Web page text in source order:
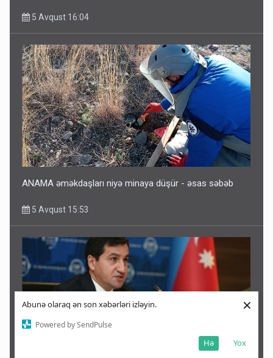
Abunə olaraq ən son xəbərləri izləyin.
Powered by SendPulse
Yox
Hə
×
5 Avqust 16:04
ANAMA əməkdaşları niyə minaya düşür - əsas səbəb
5 Avqust 15:53